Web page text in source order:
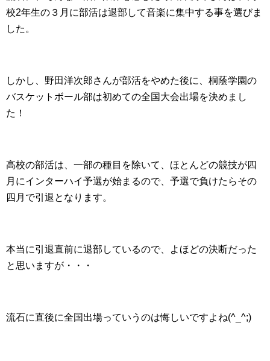
校2年生の３月に部活は退部して音楽に集中する事を選びま
した。
しかし、野田洋次郎さんが部活をやめた後に、桐蔭学園の
バスケットボール部は初めての全国大会出場を決めまし
た！
高校の部活は、一部の種目を除いて、ほとんどの競技が四
月にインターハイ予選が始まるので、予選で負けたらその
四月で引退となります。
本当に引退直前に退部しているので、よほどの決断だった
と思いますが・・・
流石に直後に全国出場っていうのは悔しいですよね(^_^;)